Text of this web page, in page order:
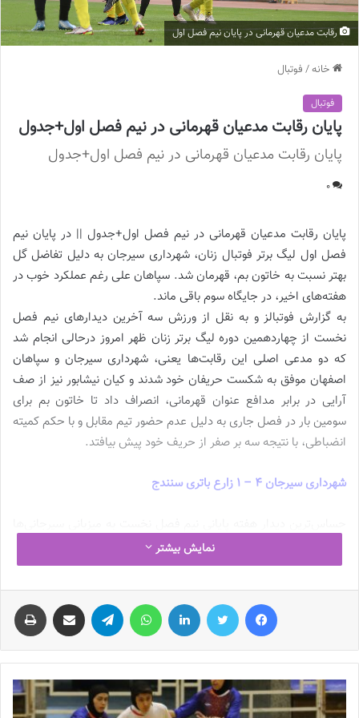
رقابت مدعیان قهرمانی در پایان نیم فصل اول
خانه/ فوتبال
فوتبال
پایان رقابت مدعیان قهرمانی در نیم فصل اول+جدول
پایان رقابت مدعیان قهرمانی در نیم فصل اول+جدول
0
پایان رقابت مدعیان قهرمانی در نیم فصل اول+جدول || در پایان نیم
فصل اول لیگ برتر فوتبال زنان، شهرداری سیرجان به دلیل تفاضل گل
بهتر نسبت به خاتون بم، قهرمان شد. سپاهان علی رغم عملکرد خوب در
هفته‌های اخیر، در جایگاه سوم باقی ماند.
به گزارش فوتبالز و به نقل از ورزش سه آخرین دیدارهای نیم فصل
نخست از چهاردهمین دوره لیگ برتر زنان ظهر امروز درحالی انجام شد
که دو مدعی اصلی این رقابت‌ها یعنی، شهرداری سیرجان و سپاهان
اصفهان موفق به شکست حریفان خود شدند و کیان نیشابور نیز از صف
آرایی در برابر مدافع عنوان قهرمانی، انصراف داد تا خاتون بم برای
سومین بار در فصل جاری به دلیل عدم حضور تیم مقابل و با حکم کمیته
انضباطی، با نتیجه سه بر صفر از حریف خود پیش بیافتد.
شهرداری سیرجان 4 – 1 زارع باتری سنندج
انجام شد، جایی که شهرداری سیرجان به عنوان تیم نخست جدول، برای
تداوم صدرنشینی نیاز به کسب ششمین پیروزی متوالی خود داشت،
سیرجانی ها در ابتدای این بازی، طی یک اتفاق غیر منتظره در دقیقه
هشت مسابقه توسط اریسا کوهگرد دروازه خود را باز شده دیدند و تا
پایان نیمه نخست نیز نتوانستند دروازه تیم سنندجی را باز کنند اما با
شروع نیمه دوم در طی دو دقیقه نخست بازی، شاگردان جهان نجاتی
سنندجی را باز کنند و نتیجه بازی را به نفع تیم خود برگردانند. در ادامه
نیز این تیم سیرجانی بود که موفق شد دو بار دیگر در دقایق 78 و 90
نمایش بیشتر